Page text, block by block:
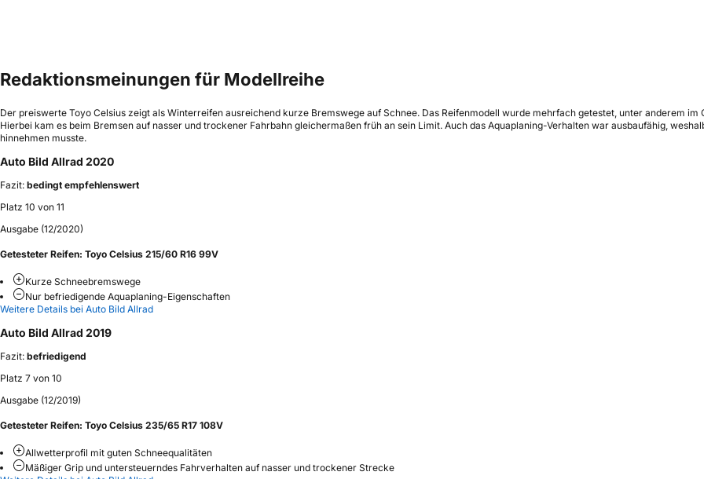
Redaktionsmeinungen für Modellreihe
Der preiswerte Toyo Celsius zeigt als Winterreifen ausreichend kurze Bremswege auf Schnee. Das Reifenmodell wurde mehrfach getestet, unter anderem
Hierbei kam es beim Bremsen auf nasser und trockener Fahrbahn gleichermaßen früh an sein Limit. Auch das Aquaplaning-Verhalten war ausbaufähig,
hinnehmen musste.
Auto Bild Allrad 2020
Fazit: bedingt empfehlenswert
Platz 10 von 11
Ausgabe (12/2020)
Getesteter Reifen: Toyo Celsius 215/60 R16 99V
Kurze Schneebremswege
Nur befriedigende Aquaplaning-Eigenschaften
Weitere Details bei Auto Bild Allrad
Auto Bild Allrad 2019
Fazit: befriedigend
Platz 7 von 10
Ausgabe (12/2019)
Getesteter Reifen: Toyo Celsius 235/65 R17 108V
Allwetterprofil mit guten Schneequalitäten
Mäßiger Grip und untersteuerndes Fahrverhalten auf nasser und trockener Strecke